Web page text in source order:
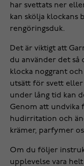
har svettats ner
kan skölja
rengöringsduk.
Det är viktigt att
du använder det så
klocka noggrant
utsätt för svett eller
under lång tid kan
Genom att undvika
hudirritation och
krämer, parfymer
Om du följer
upplevelse vara